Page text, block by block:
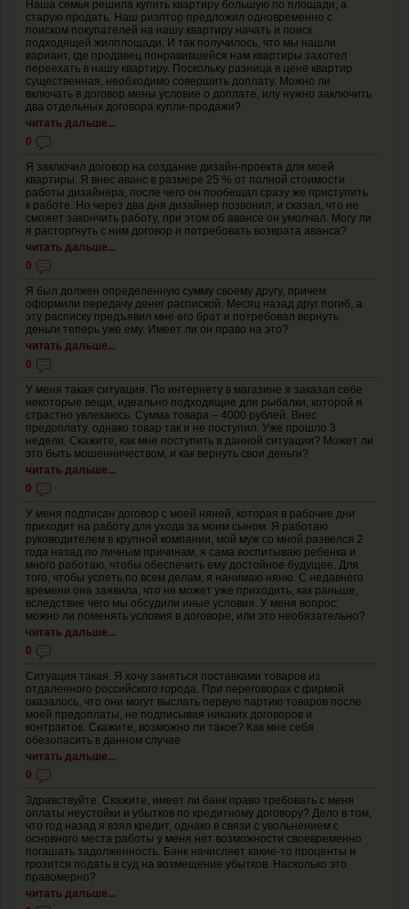
Наша семья решила купить квартиру большую по площади, а
старую продать. Наш риэлтор предложил одновременно с
поиском покупателей на нашу квартиру начать и поиск
подходящей жилплощади. И так получилось, что мы нашли
вариант, где продавец понравившейся нам квартиры захотел
переехать в нашу квартиру. Поскольку разница в цене квартир
существенная, необходимо совершить доплату. Можно ли
включать в договор мены условие о доплате, илу нужно заключить
два отдельных договора купли-продажи?
читать дальше...
0
Я заключил договор на создание дизайн-проекта для моей
квартиры. Я внес аванс в размере 25 % от полной стоимости
работы дизайнера, после чего он пообещал сразу же приступить
к работе. Но через два дня дизайнер позвонил, и сказал, что не
сможет закончить работу, при этом об авансе он умолчал. Могу ли
я расторгнуть с ним договор и потребовать возврата аванса?
читать дальше...
0
Я был должен определенную сумму своему другу, причем
оформили передачу денег распиской. Месяц назад друг погиб, а
эту расписку предъявил мне его брат и потребовал вернуть
деньги теперь уже ему. Имеет ли он право на это?
читать дальше...
0
У меня такая ситуация. По интернету в магазине я заказал себе
некоторые вещи, идеально подходящие для рыбалки, которой я
страстно увлекаюсь. Сумма товара – 4000 рублей. Внес
предоплату, однако товар так и не поступил. Уже прошло 3
недели. Скажите, как мне поступить в данной ситуации? Может ли
это быть мошенничеством, и как вернуть свои деньги?
читать дальше...
0
У меня подписан договор с моей няней, которая в рабочие дни
приходит на работу для ухода за моим сыном. Я работаю
руководителем в крупной компании, мой муж со мной развелся 2
года назад по личным причинам, я сама воспитываю ребенка и
много работаю, чтобы обеспечить ему достойное будущее. Для
того, чтобы успеть по всем делам, я нанимаю няню. С недавнего
времени она заявила, что не может уже приходить, как раньше,
вследствие чего мы обсудили иные условия. У меня вопрос:
можно ли поменять условия в договоре, или это необязательно?
читать дальше...
0
Ситуация такая. Я хочу заняться поставками товаров из
отдаленного российского города. При переговорах с фирмой
оказалось, что они могут выслать первую партию товаров после
моей предоплаты, не подписывая никаких договоров и
контрактов. Скажите, возможно ли такое? Как мне себя
обезопасить в данном случае
читать дальше...
0
Здравствуйте. Скажите, имеет ли банк право требовать с меня
оплаты неустойки и убытков по кредитному договору? Дело в том,
что год назад я взял кредит, однако в связи с увольнением с
основного места работы у меня нет возможности своевременно
погашать задолженность. Банк начисляет какие-то проценты и
грозится подать в суд на возмещение убытков. Насколько это
правомерно?
читать дальше...